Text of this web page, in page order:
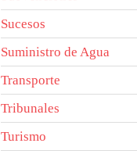
Sucesos
Suministro de Agua
Transporte
Tribunales
Turismo